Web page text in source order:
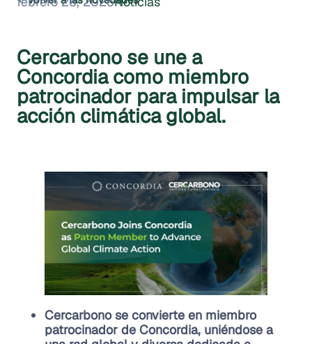
Cercarbono se une a
Concordia como miembro
patrocinador para impulsar la
acción climática global.
Cercarbono se convierte en miembro
patrocinador de Concordia, uniéndose a